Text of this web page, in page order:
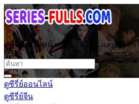
ดูซีรี่ย์ออนไลน์ หนังออนไลน์ และ ละคร
ดูซีรี่ย์ออนไลน์
ดูซีรี่ย์จีน